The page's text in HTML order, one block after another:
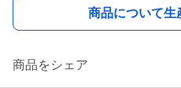
商品について生
商品をシェア